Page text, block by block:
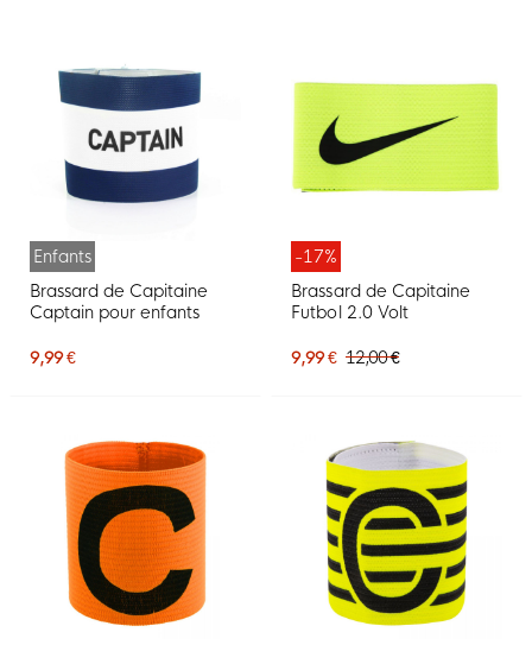
Enfants
Brassard de Capitaine
Captain pour enfants
9,99 €
-17%
Brassard de Capitaine
Futbol 2.0 Volt
9,99 € 12,00 €